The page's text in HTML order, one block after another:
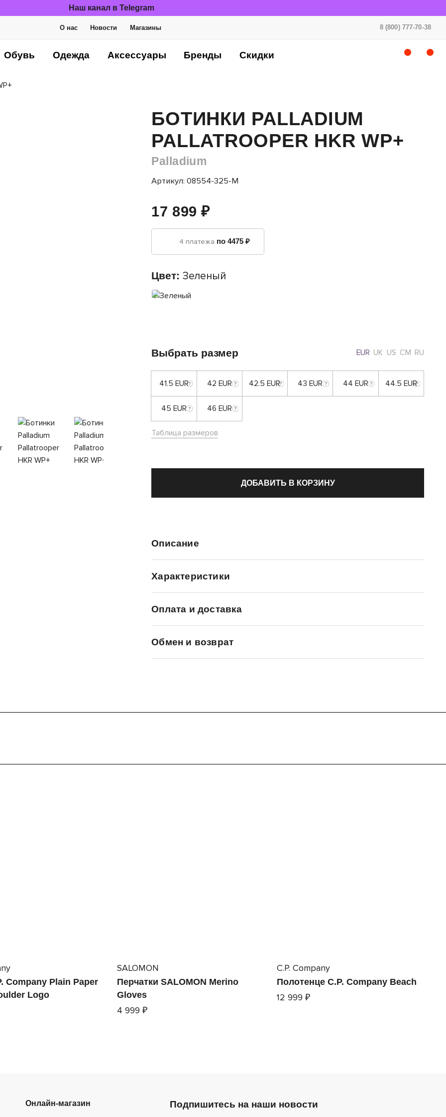
Наш канал в Telegram
О нас Новости Магазины 8 (800) 777-70-38
Обувь Одежда Аксессуары Бренды Скидки
БОТИНКИ PALLADIUM
PALLATROOPER HKR WP+
Palladium
Артикул: 08554-325-M
17 899 ₽
4 платежа по 4475 ₽
Цвет:Зеленый
Выбрать размер EUR UK US CM RU
41.5 EUR 42 EUR 42.5 EUR 43 EUR 44 EUR 44.5 EUR
45 EUR 46 EUR
Таблица размеров
ДОБАВИТЬ В КОРЗИНУ
Описание
Характеристики
Оплата и доставка
Обмен и возврат
Company Plain Paper
Logo
SALOMON
Перчатки SALOMON Merino
Gloves
4 999 ₽
C.P. Company
Полотенце C.P. Company Beach
12 999 ₽
Онлайн-магазин Подпишитесь на наши новости